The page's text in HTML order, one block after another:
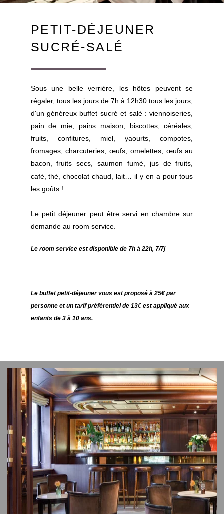
PETIT-DÉJEUNER
SUCRÉ-SALÉ
Sous une belle verrière, les hôtes peuvent se
régaler, tous les jours de 7h à 12h30 tous les jours,
d'un généreux buffet sucré et salé : viennoiseries,
pain de mie, pains maison, biscottes, céréales,
fruits, confitures, miel, yaourts, compotes,
fromages, charcuteries, œufs, omelettes, œufs au
bacon, fruits secs, saumon fumé, jus de fruits,
café, thé, chocolat chaud, lait… il y en a pour tous
les goûts !
Le petit déjeuner peut être servi en chambre sur
demande au room service.
Le room service est disponible de 7h à 22h, 7/7j
Le buffet petit-déjeuner vous est proposé à 25€ par
personne et un tarif préférentiel de 13€ est appliqué aux
enfants de 3 à 10 ans.
OFFRES SPÉCIALES
GALERIE
CONTACT
1 avenue Carnot
75017 Paris
+33 1 45 72 72 00
hotel@hsplendid.com